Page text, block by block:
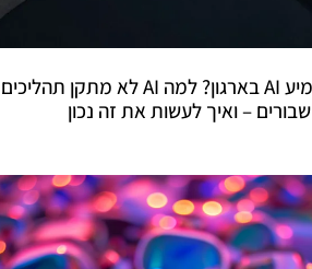
איך להטמיע AI בארגון? למה AI לא מתקן תהליכים
שבורים – ואיך לעשות את זה נכון